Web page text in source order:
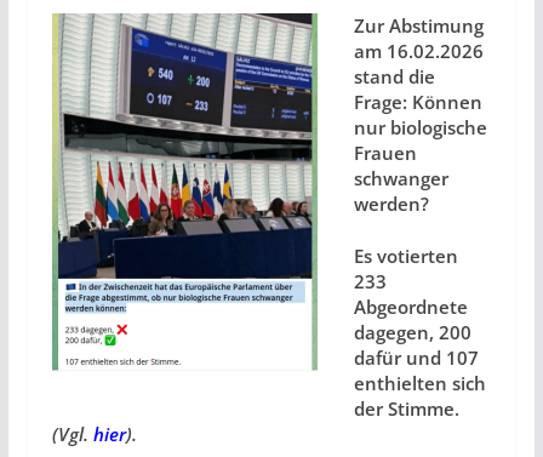
Zur Abstimung
am 16.02.2026
stand die
Frage: Können
nur biologische
Frauen
schwanger
werden?
Es votierten
233
Abgeordnete
dagegen, 200
dafür und 107
enthielten sich
der Stimme.
(Vgl. hier).